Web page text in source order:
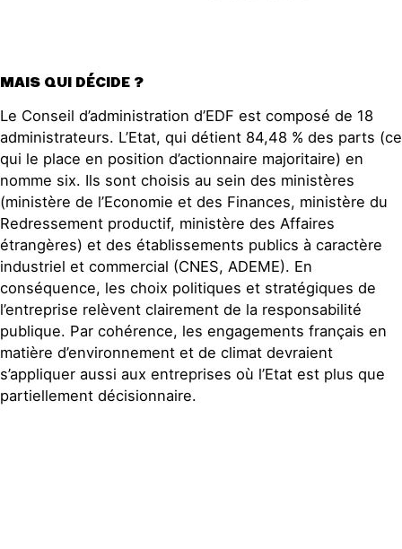
MAIS QUI DÉCIDE ?
Le Conseil d’administration d’EDF est composé de 18
administrateurs. L’Etat, qui détient 84,48 % des parts (ce
qui le place en position d’actionnaire majoritaire) en
nomme six. Ils sont choisis au sein des ministères
(ministère de l’Economie et des Finances, ministère du
Redressement productif, ministère des Affaires
étrangères) et des établissements publics à caractère
industriel et commercial (CNES, ADEME). En
conséquence, les choix politiques et stratégiques de
l’entreprise relèvent clairement de la responsabilité
publique. Par cohérence, les engagements français en
matière d’environnement et de climat devraient
s’appliquer aussi aux entreprises où l’Etat est plus que
partiellement décisionnaire.